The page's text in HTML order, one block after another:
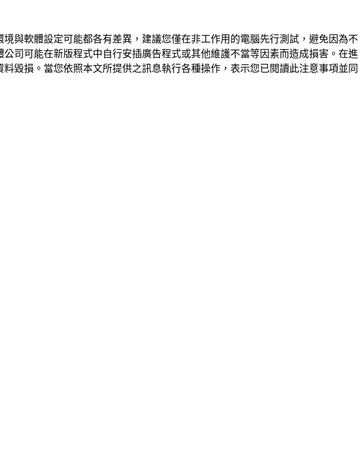
與軟體設定可能都各有差異，建議您僅在非工作用的電腦先行測試，避免因為不
司可能在新版程式中自行安插廣告程式或其他維護不當等因素而造成損害。在進
毀損。當您依照本文所提供之訊息執行各種操作，表示您已閱讀此注意事項並同